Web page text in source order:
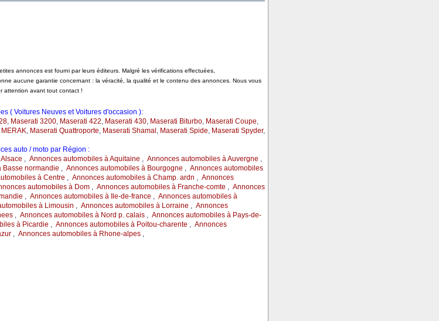
annonces est fourni par leurs éditeurs. Malgré les vérifications effectuées,
aucune garantie concernant : la véracité, la qualité et le contenu des annonces. Nous vous
attention avant tout contact !
( Voitures Neuves et Voitures d'occasion ):
, Maserati 3200, Maserati 422, Maserati 430, Maserati Biturbo, Maserati Coupe,
, Maserati Quattroporte, Maserati Shamal , Maserati Spide, Maserati Spyder,
auto / moto par Région :
, Annonces automobiles à Aquitaine , Annonces automobiles à Auvergne ,
Basse normandie , Annonces automobiles à Bourgogne , Annonces automobiles
à Centre , Annonces automobiles à Champ. ardn , Annonces
automobiles à Dom, Annonces automobiles à Franche-comte , Annonces
, Annonces automobiles à Ile-de-france , Annonces automobiles à
à Limousin , Annonces automobiles à Lorraine , Annonces
, Annonces automobiles à Nord p. calais, Annonces automobiles à Pays-de-
à Picardie , Annonces automobiles à Poitou-charente , Annonces
, Annonces automobiles à Rhone-alpes,